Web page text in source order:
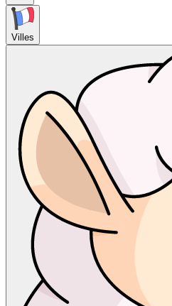
Villes